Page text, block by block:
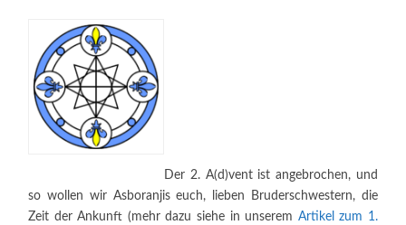
Der 2. A(d)vent ist angebrochen, und
so wollen wir Asboranjis euch, lieben Bruderschwestern, die
Zeit der Ankunft (mehr dazu siehe in unserem Artikel zum 1.